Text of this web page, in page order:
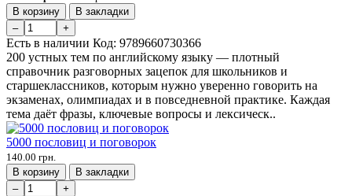
В корзину
В закладки
–
+
Есть в наличии Код: 9789660730366
200 устных тем по английскому языку — плотный
справочник разговорных зацепок для школьников и
старшеклассников, которым нужно уверенно говорить на
экзаменах, олимпиадах и в повседневной практике. Каждая
тема даёт фразы, ключевые вопросы и лексическ..
5000 пословиц и поговорок
140.00 грн.
В корзину
В закладки
–
+